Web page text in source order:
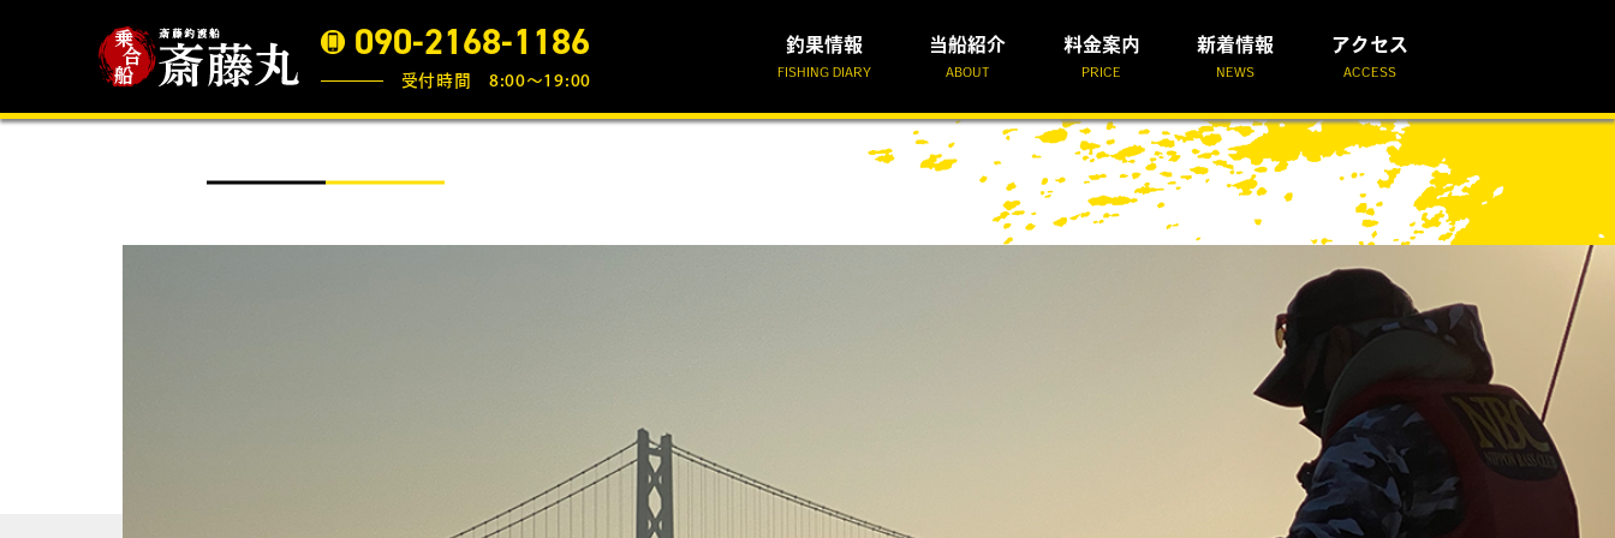
090-2168-1186
受付時間 8:00〜19:00
釣果情報
FISHING DIARY
当船紹介
ABOUT
料金案内
PRICE
新着情報
NEWS
アクセス
ACCESS